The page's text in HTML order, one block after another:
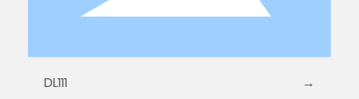
DL111 →